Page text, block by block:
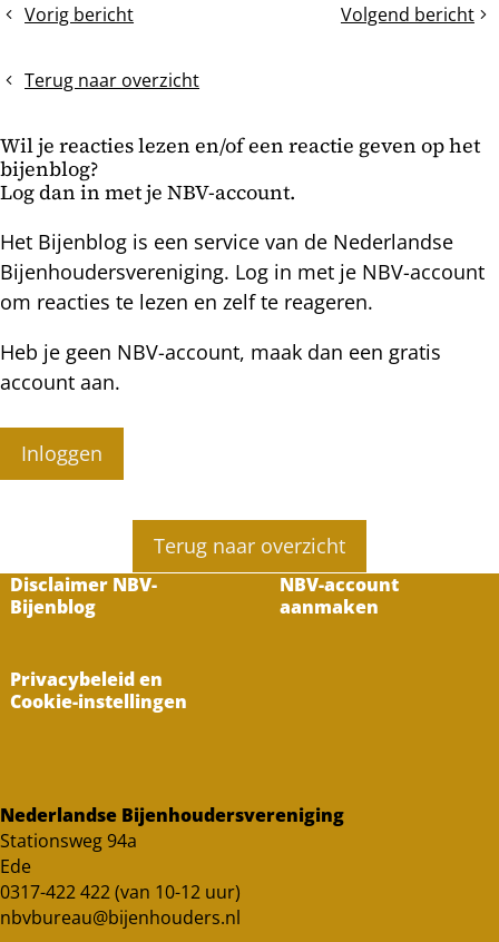
bericht
Vorig bericht
Voeren
warmtebehoud
Volgend bericht
1
Terug naar overzicht
Wil je reacties lezen en/of een reactie geven op het
bijenblog?
Log dan in met je NBV-account.
Het Bijenblog is een service van de Nederlandse
Bijenhoudersvereniging. Log in met je NBV-account
om reacties te lezen en zelf te reageren.
Heb je geen NBV-account, maak dan een gratis
account aan.
Inloggen
Terug naar overzicht
Disclaimer NBV-
Bijenblog
NBV-account
aanmaken
Privacybeleid en
Cookie-instellingen
Nederlandse Bijenhoudersvereniging
Stationsweg 94a
Ede
0317-422 422 (van 10-12 uur)
nbvbureau@bijenhouders.nl